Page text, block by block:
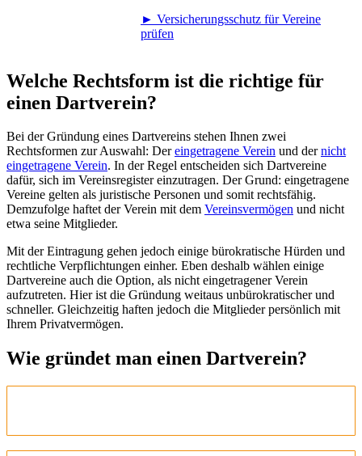
► Versicherungsschutz für Vereine
prüfen
Welche Rechtsform ist die richtige für
einen Dartverein?
Bei der Gründung eines Dartvereins stehen Ihnen zwei
Rechtsformen zur Auswahl: Dereingetragene Verein und dernicht
eingetragene Verein. In der Regel entscheiden sich Dartvereine
dafür, sich im Vereinsregister einzutragen. Der Grund: eingetragene
Vereine gelten als juristische Personen und somit rechtsfähig.
Demzufolge haftet der Verein mit dem Vereinsvermögen und nicht
etwa seine Mitglieder.
Mit der Eintragung gehen jedoch einige bürokratische Hürden und
rechtliche Verpflichtungen einher. Eben deshalb wählen einige
Dartvereine auch die Option, als nicht eingetragener Verein
aufzutreten. Hier ist die Gründung weitaus unbürokratischer und
schneller. Gleichzeitig haften jedoch die Mitglieder persönlich mit
Ihrem Privatvermögen.
Wie gründet man einen Dartverein?